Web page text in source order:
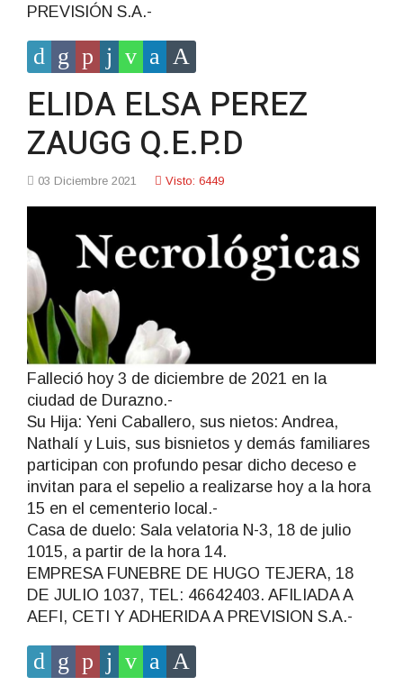
PREVISIÓN S.A.-
ELIDA ELSA PEREZ
ZAUGG Q.E.P.D
03 Diciembre 2021 Visto: 6449
Falleció hoy 3 de diciembre de 2021 en la
ciudad de Durazno.-
Su Hija: Yeni Caballero, sus nietos: Andrea,
Nathalí y Luis, sus bisnietos y demás familiares
participan con profundo pesar dicho deceso e
invitan para el sepelio a realizarse hoy a la hora
15 en el cementerio local.-
Casa de duelo: Sala velatoria N-3, 18 de julio
1015, a partir de la hora 14.
EMPRESA FUNEBRE DE HUGO TEJERA, 18
DE JULIO 1037, TEL: 46642403. AFILIADA A
AEFI, CETI Y ADHERIDA A PREVISION S.A.-